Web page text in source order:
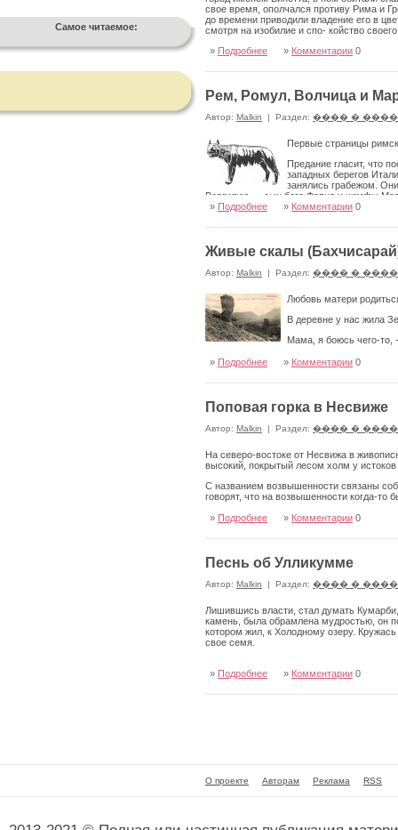
Самое читаемое:
свое время, ополчался противу Рима и
до времени приводили владение его в
смотря на изобилие и спо- койство
» Подробнее » Комментарии 0
Рем, Ромул, Волчица и
Автор: Malkin | Раздел: ���� �
Первые страницы
Предание гласит, что
западных берегов
занялись грабежом.
Вер­гилию — сын бога Фавна и нимфы
состоялось, враги примирились, и царь
» Подробнее » Комментарии 0
Живые скалы
Автор: Malkin | Раздел: ���� �
Любовь матери
В деревне у нас жила
Мама, я боюсь чего-то,
Коркма, балам. Не бойся, дитя.
А сама испугалась, стала гладить дочь,
» Подробнее » Комментарии 0
Поповая горка в Несвиже
Автор: Malkin | Раздел: ���� �
На северо-востоке от Несвижа в
высокий, покрытый лесом холм у
С названием возвышенности связаны
говорят, что на возвышенности когда-то
» Подробнее » Комментарии 0
Песнь об Улликумме
Автор: Malkin | Раздел: ���� �
Лишившись власти, стал думать
камень, была обрамлена мудростью, он
котором жил, к Холодному озеру.
свое семя.
» Подробнее » Комментарии 0
О проекте Авторам Реклама RSS